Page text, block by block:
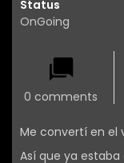
Status
OnGoing
0 comments
Me convertí en el
Así que ya